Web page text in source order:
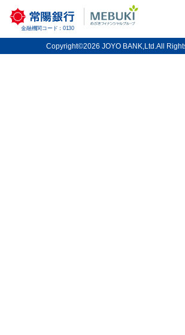
金融機関コード：0130
常陽銀行 店舗・ATM検索
一覧表示 検索
Copyright©2026 JOYO BANK,Ltd.All